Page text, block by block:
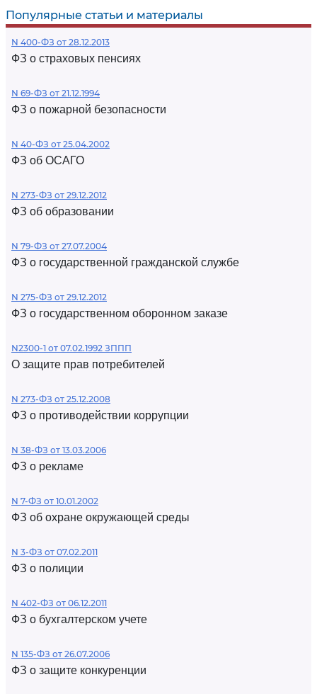
Популярные статьи и материалы
N 400-ФЗ от 28.12.2013
ФЗ о страховых пенсиях
N 69-ФЗ от 21.12.1994
ФЗ о пожарной безопасности
N 40-ФЗ от 25.04.2002
ФЗ об ОСАГО
N 273-ФЗ от 29.12.2012
ФЗ об образовании
N 79-ФЗ от 27.07.2004
ФЗ о государственной гражданской службе
N 275-ФЗ от 29.12.2012
ФЗ о государственном оборонном заказе
N2300-1 от 07.02.1992 ЗППП
О защите прав потребителей
N 273-ФЗ от 25.12.2008
ФЗ о противодействии коррупции
N 38-ФЗ от 13.03.2006
ФЗ о рекламе
N 7-ФЗ от 10.01.2002
ФЗ об охране окружающей среды
N 3-ФЗ от 07.02.2011
ФЗ о полиции
N 402-ФЗ от 06.12.2011
ФЗ о бухгалтерском учете
N 135-ФЗ от 26.07.2006
ФЗ о защите конкуренции